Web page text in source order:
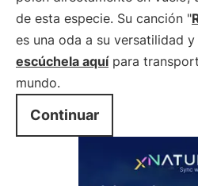
de esta especie. Su canción "
es una oda a su versatilidad
escúchela aquípara
mundo.
Continuar